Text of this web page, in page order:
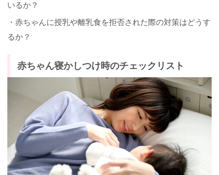
いるか？
・赤ちゃんに授乳や離乳食を拒否された際の対策はどうす
るか？
赤ちゃん寝かしつけ時のチェックリスト